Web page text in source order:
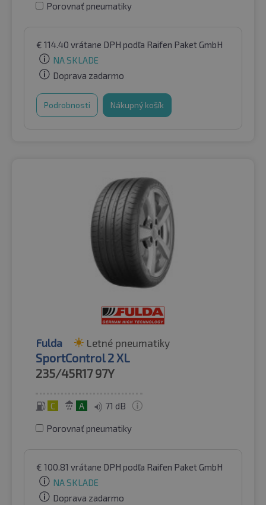
Porovnať pneumatiky
€ 114.40 vrátane DPH podľa Raifen Paket GmbH
NA SKLADE
Doprava zadarmo
Podrobnosti Nákupný košík
Fulda Letné pneumatiky
SportControl 2 XL
235/45R17 97Y
C A 71 dB
Porovnať pneumatiky
€ 100.81 vrátane DPH podľa Raifen Paket GmbH
NA SKLADE
Doprava zadarmo